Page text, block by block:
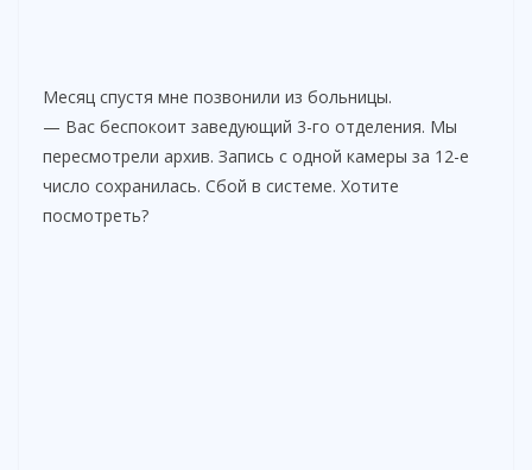
Месяц спустя мне позвонили из больницы.
— Вас беспокоит заведующий 3-го отделения. Мы
пересмотрели архив. Запись с одной камеры за 12-е
число сохранилась. Сбой в системе. Хотите
посмотреть?